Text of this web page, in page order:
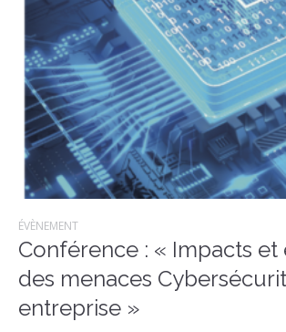
ÉVÈNEMENT
Conférence : « Impacts
des menaces
entreprise »